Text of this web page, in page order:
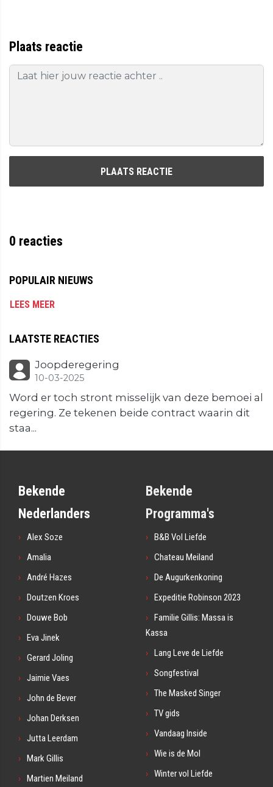
Plaats reactie
PLAATS REACTIE
0 reacties
POPULAIR NIEUWS
LEES MEER
LAATSTE REACTIES
Joopderegering
10-03-2025
Word er toch stront misselijk van deze bemoei al
regering. Ze tekenen beide contract waarin dit
staa...
Bekende
Nederlanders
Alex Soze
Amalia
André Hazes
Doutzen Kroes
Douwe Bob
Eva Jinek
Gerard Joling
Jaimie Vaes
John de Bever
Johan Derksen
Jutta Leerdam
Mark Gillis
Martien Meiland
Bekende
Programma's
B&B Vol Liefde
Chateau Meiland
De Augurkenkoning
Expeditie Robinson 2023
Familie Gillis: Massa is
Kassa
Lang Leve de Liefde
Songfestival
The Masked Singer
TV gids
Vandaag Inside
Wie is de Mol
Winter vol Liefde